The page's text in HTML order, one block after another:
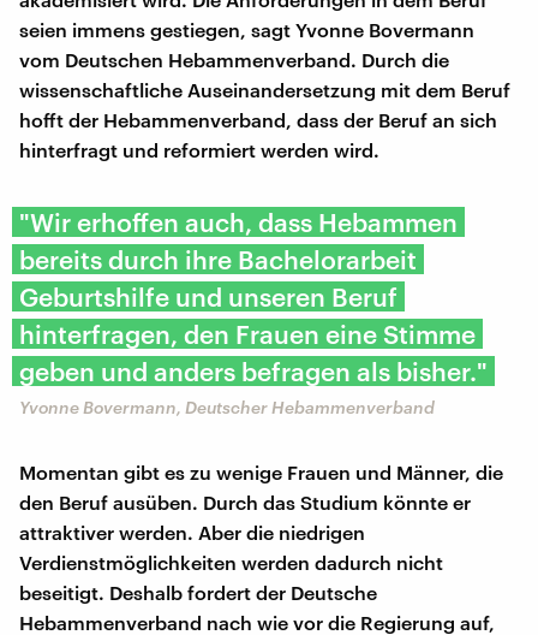
seien immens gestiegen, sagt Yvonne Bovermann
vom Deutschen Hebammenverband. Durch die
wissenschaftliche Auseinandersetzung mit dem Beruf
hofft der Hebammenverband, dass der Beruf an sich
hinterfragt und reformiert werden wird.
"Wir erhoffen auch, dass Hebammen
bereits durch ihre Bachelorarbeit
Geburtshilfe und unseren Beruf
hinterfragen, den Frauen eine Stimme
geben und anders befragen als bisher."
Yvonne Bovermann, Deutscher Hebammenverband
Momentan gibt es zu wenige Frauen und Männer, die
den Beruf ausüben. Durch das Studium könnte er
attraktiver werden. Aber die niedrigen
Verdienstmöglichkeiten werden dadurch nicht
beseitigt. Deshalb fordert der Deutsche
Hebammenverband nach wie vor die Regierung auf,